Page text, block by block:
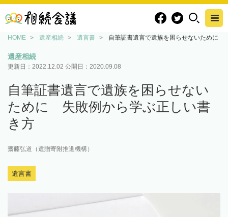
HOME 遺産相続 遺言書 自筆証書遺言で遺族を困らせないために
遺産相続
更新日： 2022.12.02 公開日： 2020.09.08
自筆証書遺言で遺族を困らせない
ために 失敗例から学ぶ正しい書
き方
齋藤弘道（遺贈寄附推進機構）
遺言書